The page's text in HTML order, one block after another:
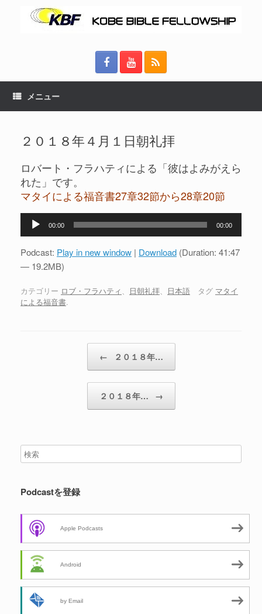
メニュー
２０１８年４月１日朝礼拝
ロバート・フラハティによる「彼はよみがえら
れた」です。
マタイによる福音書27章32節から28章20節
プ
ヤ
ー
00:00 00:00
Podcast: Play in new window | Download (Duration: 41:47
— 19.2MB)
カテゴリー ロブ・フラハティ、 日朝礼拝、 日本語 タグ マタイ
による福音書.
← ２０１８年…
２０１８年… →
Podcastを登録
Apple Podcasts
Android
by Email